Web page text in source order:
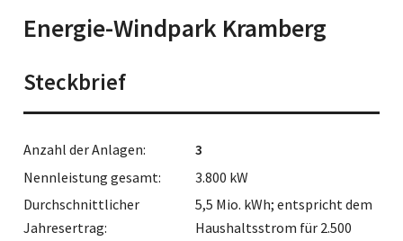
Energie-Windpark Kramberg
Steckbrief
Anzahl der Anlagen:
3
Nennleistung gesamt:
3.800 kW
Durchschnittlicher
Jahresertrag:
5,5 Mio. kWh; entspricht dem
Haushaltsstrom für 2.500